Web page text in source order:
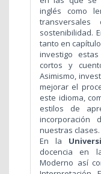
inglés como
sostenibilidad.
tanto en
investigo
cortos y
Asimismo,
mejorar el
este idioma,
estilos de
incorporación
nuestras clases.
En la
docencia en
Moderno así